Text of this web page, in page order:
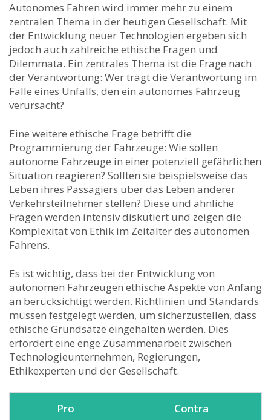
Autonomes Fahren wird immer mehr zu einem
zentralen ⁤Thema in der heutigen Gesellschaft. Mit
der Entwicklung neuer ​Technologien ergeben sich
jedoch ‌auch zahlreiche ethische Fragen und​
Dilemmata. Ein zentrales Thema ist die Frage nach
⁤der Verantwortung: Wer trägt die Verantwortung im
Falle eines Unfalls, ⁢den ein autonomes Fahrzeug
verursacht?
Eine weitere ethische ⁤Frage betrifft die
Programmierung⁢ der Fahrzeuge: Wie sollen
autonome Fahrzeuge in einer⁢ potenziell gefährlichen​
Situation reagieren? Sollten sie beispielsweise das
Leben ihres Passagiers über das Leben anderer
Verkehrsteilnehmer stellen? Diese und ⁣ähnliche
⁤Fragen werden intensiv ​diskutiert und zeigen die
Komplexität von Ethik im⁣ Zeitalter des ⁢autonomen
Fahrens.
Es⁢ ist wichtig, dass bei der Entwicklung von
autonomen Fahrzeugen ethische Aspekte von Anfang
an berücksichtigt werden. Richtlinien und Standards⁤
müssen festgelegt ‌werden, um sicherzustellen, dass
ethische Grundsätze eingehalten werden.‌ Dies
erfordert eine enge Zusammenarbeit zwischen
Technologieunternehmen, Regierungen,
Ethikexperten und der Gesellschaft.
Pro Contra